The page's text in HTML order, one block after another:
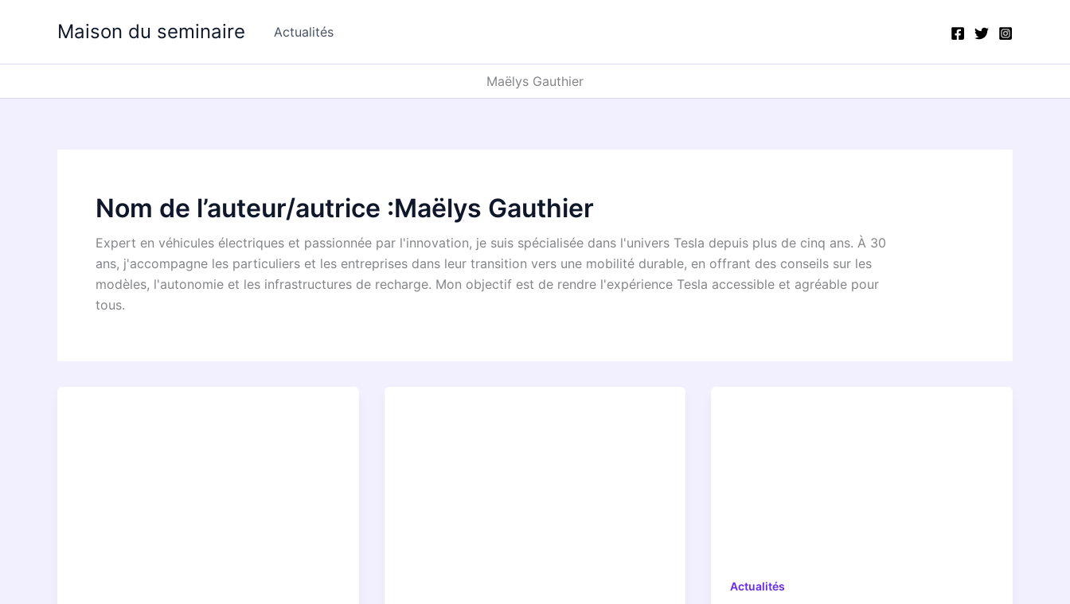
Maison du seminaire Actualités
Maëlys Gauthier
Nom de l’auteur/autrice :Maëlys Gauthier
Expert en véhicules électriques et passionnée par l'innovation, je suis spécialisée dans l'univers Tesla depuis plus de cinq ans. À 30
ans, j'accompagne les particuliers et les entreprises dans leur transition vers une mobilité durable, en offrant des conseils sur les
modèles, l'autonomie et les infrastructures de recharge. Mon objectif est de rendre l'expérience Tesla accessible et agréable pour
tous.
Actualités